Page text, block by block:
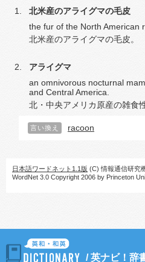
北米産のアライグマの毛皮
the fur of the North American
北米産のアライグマの毛皮。
アライグマ
an omnivorous nocturnal
and Central America.
北・中央アメリカ原産の雑食
言い換え racoon
日本語ワードネット1.1版 (C) 情報通信研究
WordNet 3.0 Copyright 2006 by Princeton
/英ナビ！辞